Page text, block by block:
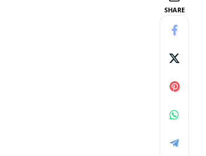
SHARE